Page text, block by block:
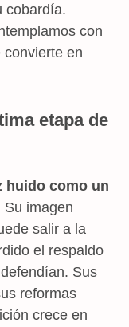
cobardía.
con
convierte en
etapa de
huido como un
Su imagen
salir a la
el respaldo
Sus
reformas
crece en